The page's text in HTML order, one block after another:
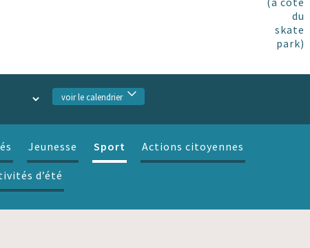
du
skate
park)
voir le calendrier
Jeunesse Sport Actions citoyennes
d’été